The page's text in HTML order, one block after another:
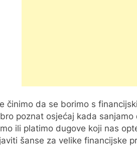
činimo da se borimo s
poznat osjećaj kada
ili platimo dugove koji nas
šanse za velike financijske